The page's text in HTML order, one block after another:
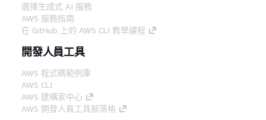
選擇生成式 AI 服務
AWS 服務指南
在 GitHub 上的 AWS CLI 教學課程
開發人員工具
AWS 程式碼範例庫
AWS CLI
AWS 建構家中心
AWS 開發人員工具部落格